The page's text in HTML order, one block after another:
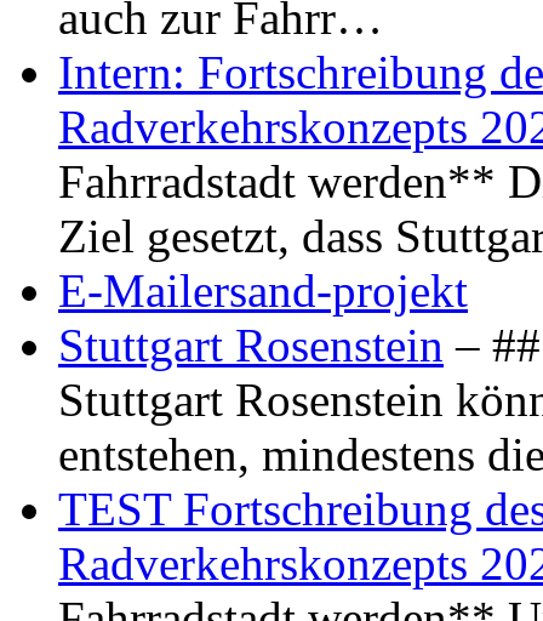
auch zur Fahrr…
Intern: Fortschreibung
Radverkehrskonzepts
Fahrradstadt werden**
Ziel gesetzt, dass
E-Mailersand-projekt
Stuttgart Rosenstein –
Stuttgart Rosenstein
entstehen, mindestens
TEST Fortschreibung
Radverkehrskonzepts